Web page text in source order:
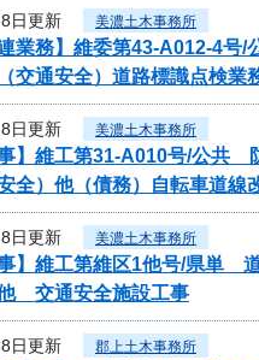
日更新 美濃土木事務所
連業務】維委第43-A012-4
交通安全）道路標識点検業
日更新 美濃土木事務所
事】維工第31-A010号/公共
全）他（債務）自転車道線
日更新 美濃土木事務所
事】維工第維区1他号/県単
他 交通安全施設工事
日更新 郡上土木事務所